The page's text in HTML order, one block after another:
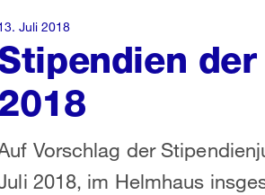
Vorschlag der
2018, im Helmhaus
Juli 2018